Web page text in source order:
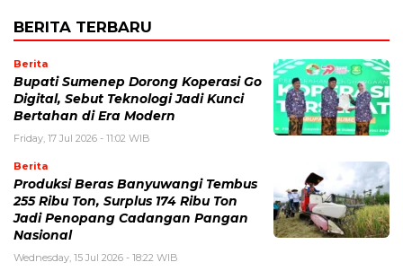
BERITA TERBARU
Berita
Bupati Sumenep Dorong Koperasi Go
Digital, Sebut Teknologi Jadi Kunci
Bertahan di Era Modern
Friday, 17 Jul 2026 - 11:02 WIB
Berita
Produksi Beras Banyuwangi Tembus
255 Ribu Ton, Surplus 174 Ribu Ton
Jadi Penopang Cadangan Pangan
Nasional
Wednesday, 15 Jul 2026 - 18:22 WIB